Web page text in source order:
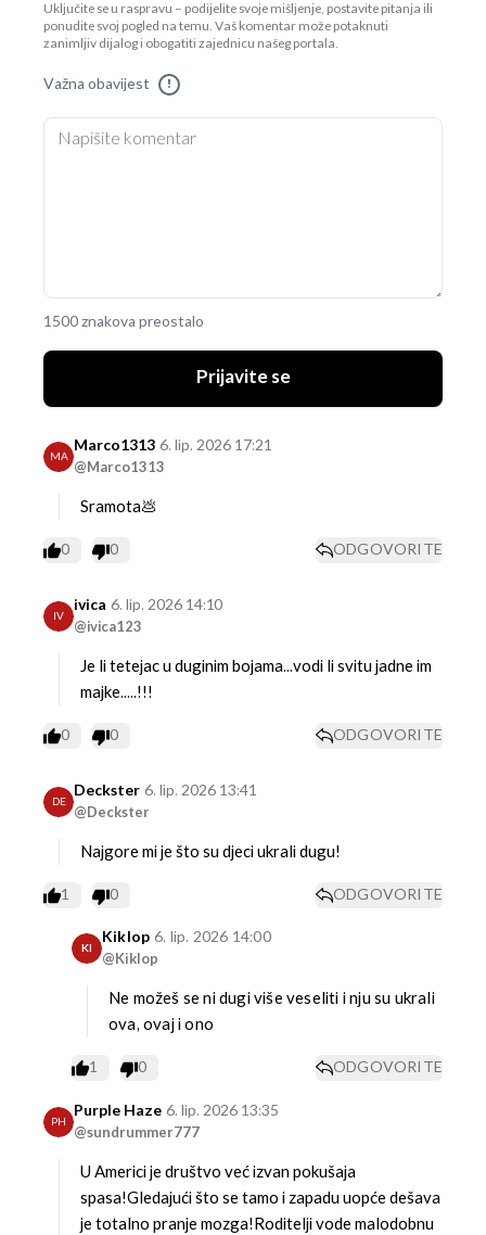
Uključite se u raspravu – podijelite svoje mišljenje, postavite pitanja ili
ponudite svoj pogled na temu. Vaš komentar može potaknuti
zanimljiv dijalog i obogatiti zajednicu našeg portala.
Važna obavijest !
1500 znakova preostalo
Prijavite se
MA
Marco1313
@Marco1313
6. lip. 2026 17:21
Sramota💩
0 0 ODGOVORITE
IV
ivica
@ivica123
6. lip. 2026 14:10
Je li tetejac u duginim bojama...vodi li svitu jadne im
majke.....!!!
0 0 ODGOVORITE
DE
Deckster
@Deckster
6. lip. 2026 13:41
Najgore mi je što su djeci ukrali dugu!
1 0 ODGOVORITE
KI
Kiklop
@Kiklop
6. lip. 2026 14:00
Ne možeš se ni dugi više veseliti i nju su ukrali
ova, ovaj i ono
1 0 ODGOVORITE
PH
Purple Haze
@sundrummer777
6. lip. 2026 13:35
U Americi je društvo već izvan pokušaja
spasa!Gledajući što se tamo i zapadu uopće dešava
je totalno pranje mozga!Roditelji vode malodobnu